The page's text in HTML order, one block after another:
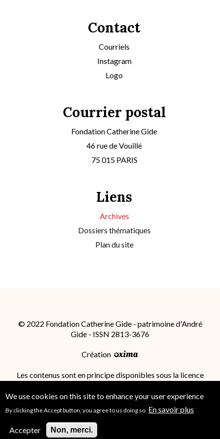
Contact
Courriels
Instagram
Logo
Courrier postal
Fondation Catherine Gide
46 rue de Vouillé
75 015 PARIS
Liens
Archives
Dossiers thématiques
Plan du site
© 2022 Fondation Catherine Gide - patrimoine d'André
Gide - ISSN 2813-3676
Création
Les contenus sont en principe disponibles sous la licence
International (CC BY-SA 4.0); des conditions
supplémentaires peuvent s'appliquer.
We use cookies on this site to enhance your user experience
By clicking the Accept button, you agree to us doing so. En savoir plus
Accepter Non, merci.